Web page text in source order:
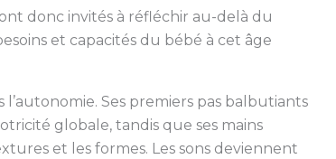
donc invités à réfléchir au-delà du
et capacités du bébé à cet âge
Ses premiers pas balbutiants
globale, tandis que ses mains
et les formes. Les sons deviennent